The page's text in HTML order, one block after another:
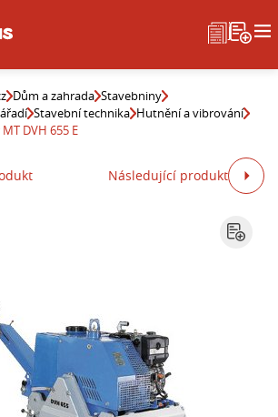
Dům a zahrada Stavebniny
Stavební technika Hutnění a vibrování
DVH 655 E
Následující produkt